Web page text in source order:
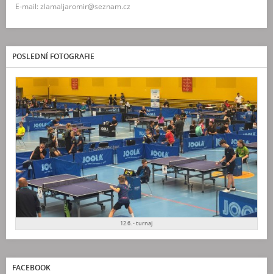
E-mail: zlamaljaromir@seznam.cz
POSLEDNÍ FOTOGRAFIE
12.6. - turnaj
FACEBOOK